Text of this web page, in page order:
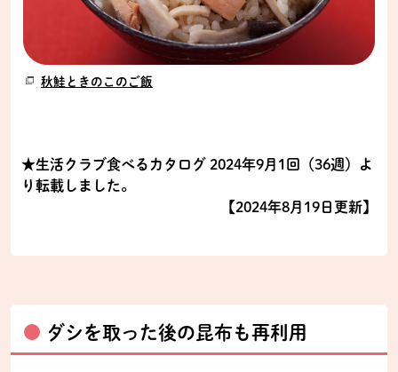
秋鮭ときのこのご飯
★生活クラブ食べるカタログ 2024年9月1回（36週）よ
り転載しました。
【2024年8月19日更新】
ダシを取った後の昆布も再利用